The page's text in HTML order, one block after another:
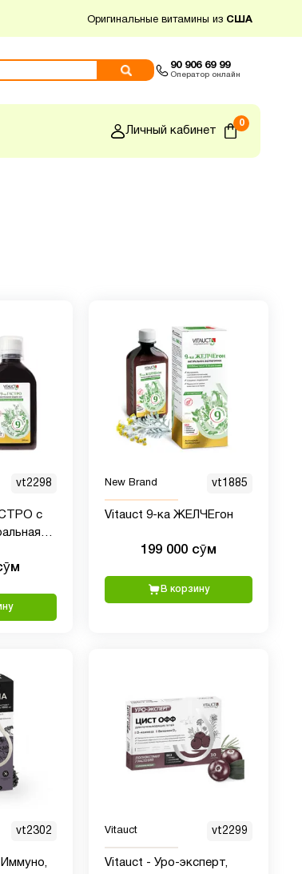
Оригинальные витамины из США
90 906 69 99
Оператор онлайн
Личный кабинет
0
vt2298
с
New Brand vt1885
Vitauct 9-ка ЖЕЛЧЕгон
199 000 сӯм
В корзину
vt2302 Vitauct vt2299
Vitauct - Уро-эксперт,